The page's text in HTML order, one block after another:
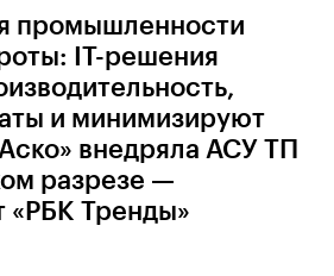
промышленности
IT-решения
и минимизируют
внедряла АСУ ТП
разрезе —
«РБК Тренды»